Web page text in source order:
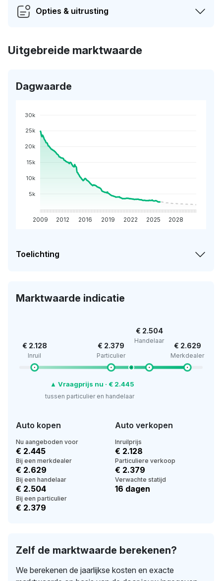
Opties & uitrusting
Uitgebreide marktwaarde
Dagwaarde
30k
25k
20k
15k
10k
5k
2009 2012 2016 2019 2022 2025 2028
Toelichting
Marktwaarde indicatie
€ 2.128
Inruil
€ 2.379
Particulier
€ 2.504
Handelaar
€ 2.629
Merkdealer
▲ Vraagprijs nu · € 2.445
tussen particulier en handelaar
Auto kopen
Nu aangeboden voor
€ 2.445
Bij een merkdealer
€ 2.629
Bij een handelaar
€ 2.504
Bij een particulier
€ 2.379
Auto verkopen
Inruilprijs
€ 2.128
Particuliere verkoop
€ 2.379
Verwachte statijd
16 dagen
Zelf de marktwaarde berekenen?
We berekenen de jaarlijkse kosten en exacte